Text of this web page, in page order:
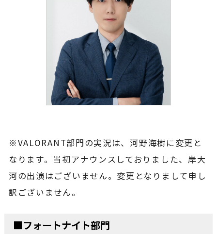
※VALORANT部門の実況は、河野海樹に変更と
なります。当初アナウンスしておりました、岸大
河の出演はございません。変更となりまして申し
訳ございません。
■フォートナイト部門